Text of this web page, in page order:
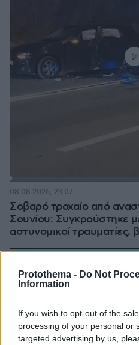
Protothema - Do Not
Information
If you wish to opt-out of the
processing of your personal or
targeted advertising by us,
Σοβαρό τροχαίο από
Σουνίου: Συγκρούστηκε
αστυνομικοί τραυματίες,
08.08.2026, 23:07
Εγκαταλείπει το κόμμα
και ο επιχειρηματίας Νίκος
πληρωμένους όσους
08.08.2026, 18:48